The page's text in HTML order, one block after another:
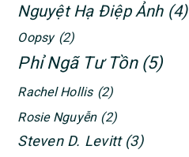
Nguyệt Hạ Điệp Ảnh (4)
Oopsy (2)
Phỉ Ngã Tư Tồn (5)
Rachel Hollis (2)
Rosie Nguyễn (2)
Steven D. Levitt (3)